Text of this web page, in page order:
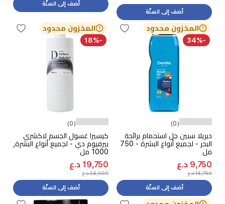
أضف إلى السلّة
أضف إلى السلّة
المخزون محدود
-34%
(0)
ديريلا سبين جل استحمام برائحة
البحر - لجميع أنواع البشرة - 750
مل
9,750 د.ع
14,750 د.ع
أضف إلى السلّة
المخزون محدود
-18%
(0)
كيسيرا غسول الجسم لاكشري
بيرفيوم دي - لجميع أنواع البشرة,
1000 مل
19,750 د.ع
24,000 د.ع
أضف إلى السلّة